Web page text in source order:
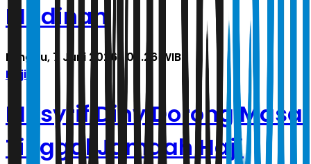
Madinah
Minggu, 7 Juni 2026 | 02.26 WIB
Haji
Musyrif Diny Dorong Masa
Tinggal Jamaah Haji